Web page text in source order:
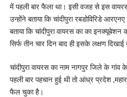
में पहली बार फैला था। इसी वजह से इस वायरस
उन्होंने बताया कि चांदीपुरा रबडोविरिडे
बताया कि चांदीपुरा वायरस का का
सिर्फ तीन चार दिन बाद ही इसके लक्षण
चांदीपुरा वायरस का नाम नागपुर जिले के
पहली बार पहचान हुई थी तो आंध्र प्रदेश
फैल चुका है।